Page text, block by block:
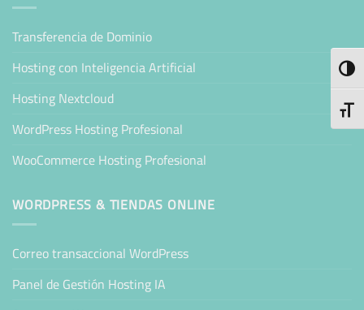
Transferencia de Dominio
Hosting con Inteligencia Artificial
Hosting Nextcloud
WordPress Hosting Profesional
WooCommerce Hosting Profesional
WORDPRESS & TIENDAS ONLINE
Correo transaccional WordPress
Panel de Gestión Hosting IA